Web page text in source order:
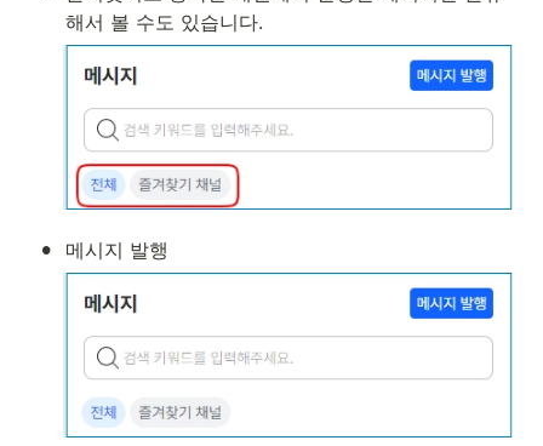
해서 볼 수도 있습니다.
• 메시지 발행